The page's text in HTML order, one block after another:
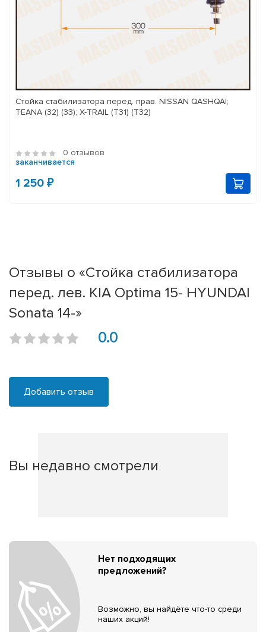
Стойка стабилизатора перед. прав. NISSAN QASHQAI;
TEANA (32) (33); X-TRAIL (T31) (T32)
0 отзывов
заканчивается
1 250 ₽
Отзывы о «Стойка стабилизатора
перед. лев. KIA Optima 15- HYUNDAI
Sonata 14-»
0.0
Добавить отзыв
Вы недавно смотрели
Нет подходящих
предложений?
Возможно, вы найдёте что-то среди
наших акций!